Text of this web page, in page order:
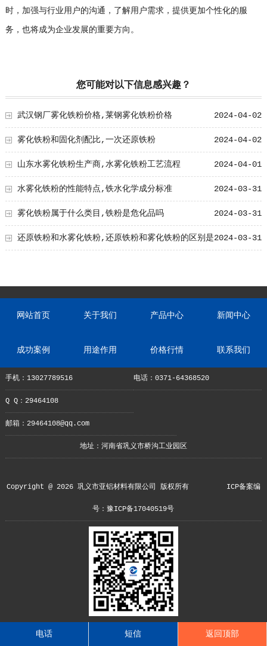
时，加强与行业用户的沟通，了解用户需求，提供更加个性化的服
务，也将成为企业发展的重要方向。
您可能对以下信息感兴趣？
2024-04-02
武汉钢厂雾化铁粉价格,莱钢雾化铁粉价格
2024-04-02
雾化铁粉和固化剂配比,一次还原铁粉
2024-04-01
山东水雾化铁粉生产商,水雾化铁粉工艺流程
2024-03-31
水雾化铁粉的性能特点,铁水化学成分标准
2024-03-31
雾化铁粉属于什么类目,铁粉是危化品吗
2024-03-31
还原铁粉和水雾化铁粉,还原铁粉和雾化铁粉的区别是
网站首页 关于我们 产品中心 新闻中心
成功案例 用途作用 价格行情 联系我们
手机：13027789516 电话：0371-64368520
Q Q：29464108
邮箱：29464108@qq.com
地址：河南省巩义市桥沟工业园区
Copyright @ 2026 巩义市亚铝材料有限公司 版权所有 ICP备案编
号：豫ICP备17040519号
电话 短信 返回顶部